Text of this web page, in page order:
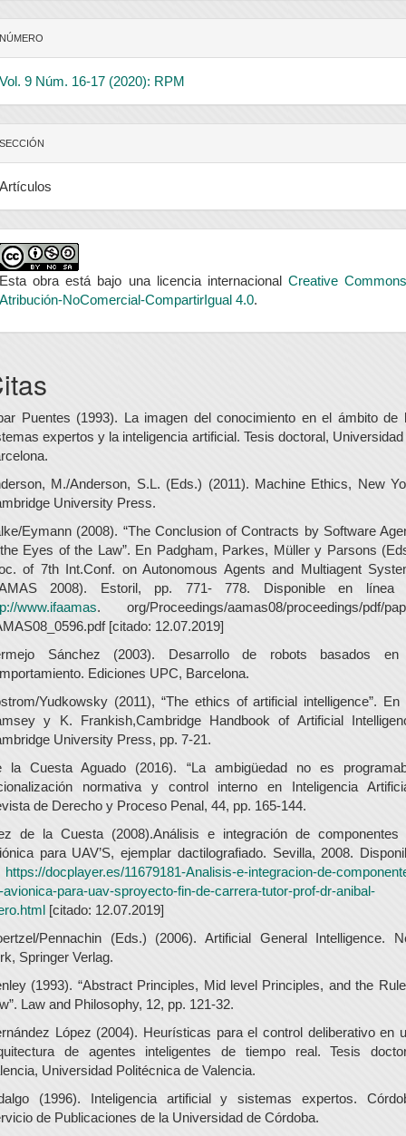
NÚMERO
Vol. 9 Núm. 16-17 (2020): RPM
SECCIÓN
Artículos
Esta obra está bajo una licencia internacional Creative Commons
Atribución-NoComercial-CompartirIgual 4.0.
Puentes (1993). La imagen del conocimiento en el ámbito de
expertos y la inteligencia artificial. Tesis doctoral, Universidad
M./Anderson, S.L. (Eds.) (2011). Machine Ethics, New
University Press.
Eymann (2008). “The Conclusion of Contracts by Software
Eyes of the Law”. En Padgham, Parkes, Müller y Parsons
of 7th Int.Conf. on Autonomous Agents and Multiagent
2008). Estoril, pp. 771- 778. Disponible en línea
www.ifaamas. org/Proceedings/aamas08/proceedings/pdf/
[citado: 12.07.2019]
Sánchez (2003). Desarrollo de robots basados
Ediciones UPC, Barcelona.
Yudkowsky (2011), “The ethics of artificial intelligence”. En
y K. Frankish,Cambridge Handbook of Artificial
University Press, pp. 7-21.
la Cuesta Aguado (2016). “La ambigüedad no es
normativa y control interno en Inteligencia
de Derecho y Proceso Penal, 44, pp. 165-144.
de la Cuesta (2008).Análisis e integración de componentes
para UAV’S, ejemplar dactilografiado. Sevilla, 2008.
https://docplayer.es/11679181-Analisis-e-integracion-de-
avionica-para-uav-sproyecto-fin-de-carrera-tutor-prof-dr-anibal-
[citado: 12.07.2019]
Pennachin (Eds.) (2006). Artificial General Intelligence.
Springer Verlag.
(1993). “Abstract Principles, Mid level Principles, and the
Law and Philosophy, 12, pp. 121-32.
López (2004). Heurísticas para el control deliberativo en
de agentes inteligentes de tiempo real. Tesis
Universidad Politécnica de Valencia.
(1996). Inteligencia artificial y sistemas expertos.
de Publicaciones de la Universidad de Córdoba.